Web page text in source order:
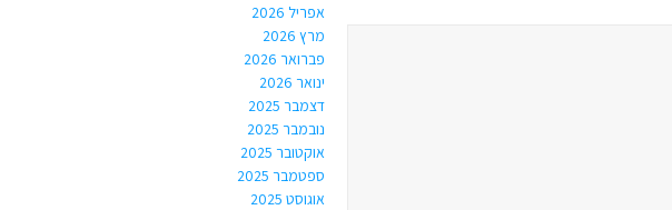
אפריל 2026
מרץ 2026
פברואר 2026
ינואר 2026
דצמבר 2025
נובמבר 2025
אוקטובר 2025
ספטמבר 2025
אוגוסט 2025